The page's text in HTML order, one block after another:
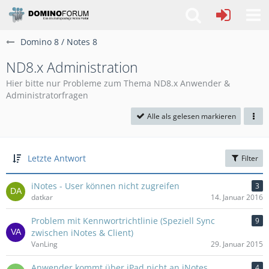
Domino 8 / Notes 8
ND8.x Administration
Hier bitte nur Probleme zum Thema ND8.x Anwender &
Administratorfragen
Alle als gelesen markieren
Letzte Antwort Filter
iNotes - User können nicht zugreifen
3
datkar
14. Januar 2016
Problem mit Kennwortrichtlinie (Speziell Sync
zwischen iNotes & Client)
9
VanLing 29. Januar 2015